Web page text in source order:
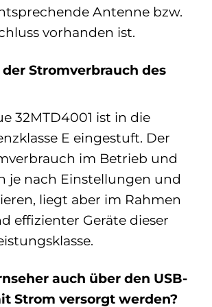
Antenne bzw.
vorhanden ist.
Stromverbrauch des
32MTD4001 ist in die
E eingestuft. Der
im Betrieb und
je nach Einstellungen und
liegt aber im Rahmen
effizienter Geräte dieser
auch über den USB-
Strom versorgt werden?